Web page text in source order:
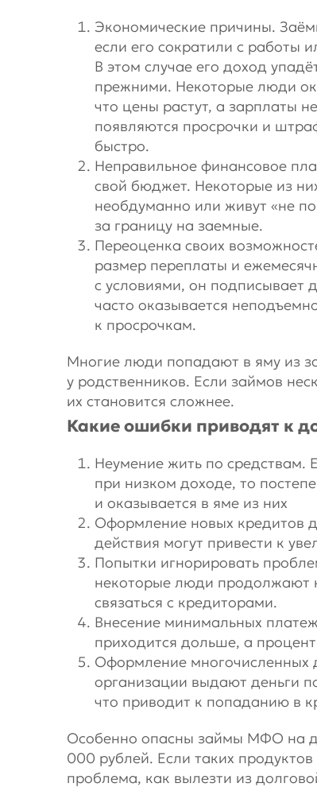
Экономические причины.
если его сократили с работы
В этом случае его доход
прежними. Некоторые люди
что цены растут, а зарплаты
появляются просрочки и
быстро.
Неправильное финансовое
свой бюджет. Некоторые из
необдуманно или живут «не
за границу на заемные.
Переоценка своих
размер переплаты и
с условиями, он подписывает
часто оказывается
к просрочкам.
Многие люди попадают в яму из
у родственников. Если займов
их становится сложнее.
Какие ошибки приводят к
Неумение жить по средствам.
при низком доходе, то
и оказывается в яме из них
Оформление новых кредитов
действия могут привести к
Попытки игнорировать
некоторые люди продолжают
связаться с кредиторами.
Внесение минимальных
приходится дольше, а
Оформление
организации выдают деньги
что приводит к попаданию в
Особенно опасны займы МФО на
000 рублей. Если таких
проблема, как вылезти из